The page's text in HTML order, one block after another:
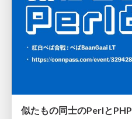
似たもの同士のPerlとPHP